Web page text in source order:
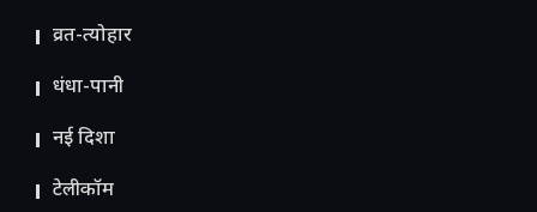
व्रत-त्योहार
धंधा-पानी
नई दिशा
टेलीकॉम